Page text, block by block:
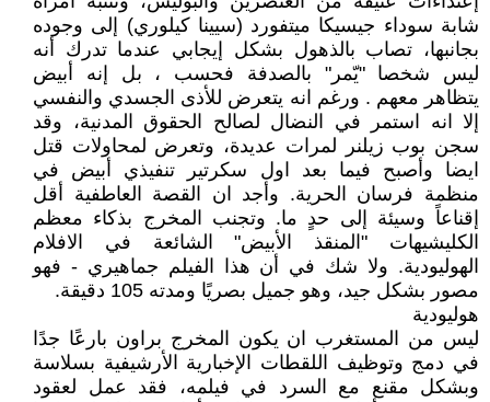
شابة سوداء جيسيكا ميتفورد (سيينا كيلوري) إلى وجوده
بجانبها، تصاب بالذهول بشكل إيجابي عندما تدرك أنه
ليس شخصا "يّمر" بالصدفة فحسب ، بل إنه أبيض
يتظاهر معهم . ورغم انه يتعرض للأذى الجسدي والنفسي
إلا انه استمر في النضال لصالح الحقوق المدنية، وقد
سجن بوب زيلنر لمرات عديدة، وتعرض لمحاولات قتل
ايضا وأصبح فيما بعد اول سكرتير تنفيذي أبيض في
منظمة فرسان الحرية. وأجد ان القصة العاطفية أقل
إقناعاً وسيئة إلى حدٍ ما. وتجنب المخرج بذكاء معظم
الكليشيهات "المنقذ الأبيض" الشائعة في الافلام
الهوليودية. ولا شك في أن هذا الفيلم جماهيري - فهو
مصور بشكل جيد، وهو جميل بصريًا ومدته 105 دقيقة.
هوليودية
ليس من المستغرب ان يكون المخرج براون بارعًا جدًا
في دمج وتوظيف اللقطات الإخبارية الأرشيفية بسلاسة
وبشكل مقنع مع السرد في فيلمه، فقد عمل لعقود